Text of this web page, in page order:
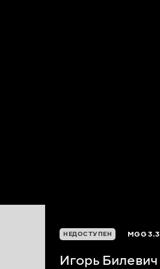
НЕДОСТУПЕН MGG3.3
Игорь Билевич